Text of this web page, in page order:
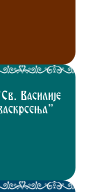
Василије